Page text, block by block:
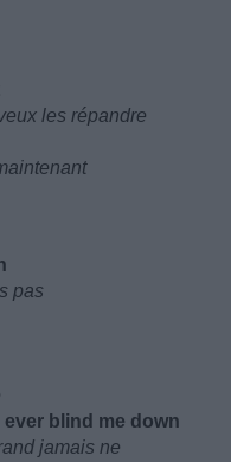
les répandre
pas
ever blind me down
jamais ne